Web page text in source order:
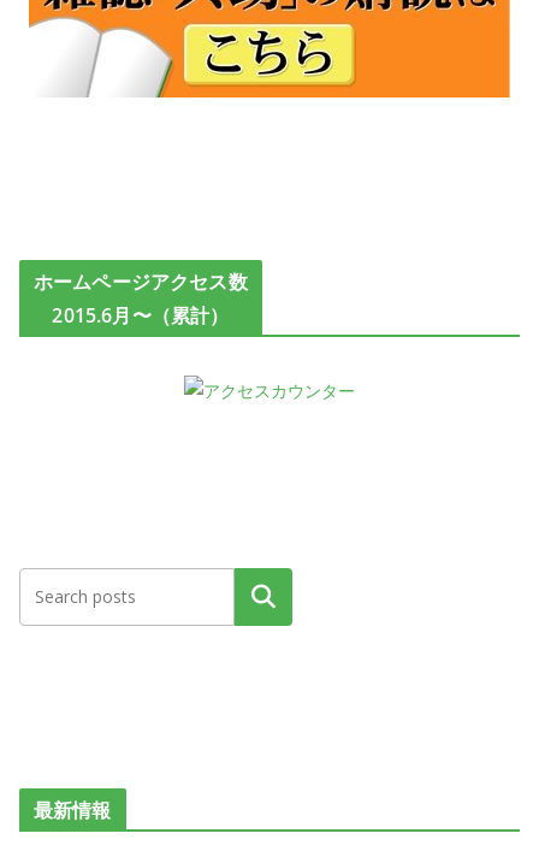
ホームページアクセス数
2015.6月〜（累計）
検索
最新情報